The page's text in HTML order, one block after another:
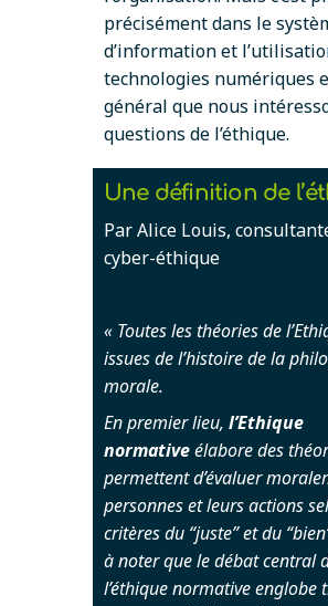
précisément dans le
d’information et
technologies numériques
général que nous
questions de l’éthique.
Une définition de
Par Alice Louis,
cyber-éthique
« Toutes les théories de
issues de l’histoire de la
morale.
En premier lieu, l’Ethique
normativeélabore des
permettent d’évaluer
personnes et leurs actions
critères du “juste” et du
à noter que le débat central
l’éthique normative englobe